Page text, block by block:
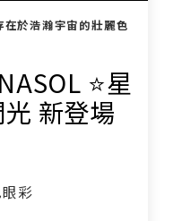
於浩瀚宇宙的壯麗色
⭐️星
新登場
彩